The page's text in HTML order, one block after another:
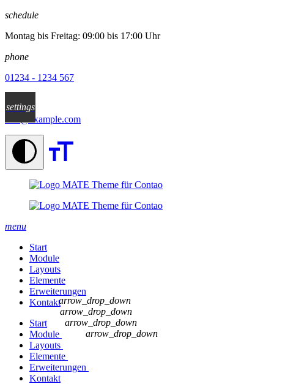
schedule
Montag bis Freitag: 09:00 bis 17:00 Uhr
phone
01234 - 1234 567
info@example.com
menu
Start
Module
Layouts
Elemente
Erweiterungen
Kontakt
Start
Module
arrow_drop_down
Layouts
arrow_drop_down
Elemente
arrow_drop_down
Erweiterungen
arrow_drop_down
Kontakt
settings